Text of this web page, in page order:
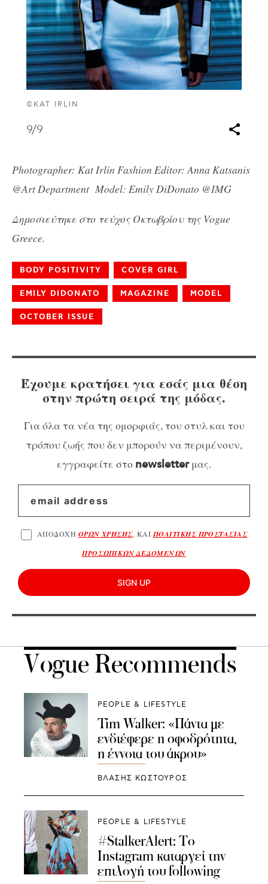
©KAT IRLIN
9/9
Photographer: Kat Irlin Fashion Editor: Anna Katsanis
@Art Department Model: Emily DiDonato @IMG
Δημοσιεύτηκε στο τεύχος Οκτωβρίου της Vogue
Greece.
BODY POSITIVITY COVER GIRL
EMILY DIDONATO MAGAZINE MODEL
OCTOBER ISSUE
Έχουμε κρατήσει για εσάς μια θέση
στην πρώτη σειρά της μόδας.
Για όλα τα νέα της ομορφιάς, του στυλ και του
τρόπου ζωής που δεν μπορούν να περιμένουν,
εγγραφείτε στο newsletterμας.
ΑΠΟΔΟΧΗ ΟΡΩΝ ΧΡΗΣΗΣ, ΚΑΙ ΠΟΛΙΤΙΚΗΣ ΠΡΟΣΤΑΣΙΑΣ
ΠΡΟΣΩΠΙΚΩΝ ΔΕΔΟΜΕΝΩΝ
SIGN UP
Vogue Recommends
PEOPLE & LIFESTYLE
Tim Walker: «Πάντα με
ενδιέφερε η σφοδρότητα,
η έννοια του άκρου»
ΒΛΑΣΗΣ ΚΩΣΤΟΥΡΟΣ
PEOPLE & LIFESTYLE
#StalkerAlert: Το
Instagram καταργεί την
επιλογή του following